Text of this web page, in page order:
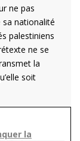
ne pas
nationalité
palestiniens
ne se
la
soit
la